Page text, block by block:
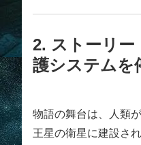
2. ストーリー
護システムを
物語の舞台は、人類
王星の衛星に建設さ